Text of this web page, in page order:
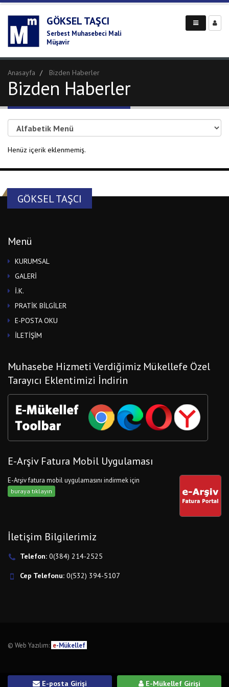
GÖKSEL TAŞCI
Serbest Muhasebeci Mali
Müşavir
Anasayfa Bizden Haberler
Bizden Haberler
Henüz içerik eklenmemiş.
GÖKSEL TAŞCI
Menü
KURUMSAL
GALERİ
İ.K.
PRATİK BİLGİLER
E-POSTA OKU
İLETİŞİM
Muhasebe Hizmeti Verdiğimiz Mükellefe Özel
Tarayıcı Eklentimizi İndirin
E-Arşiv Fatura Mobil Uygulaması
E-Arşiv fatura mobil uygulamasını indirmek için
buraya tıklayın
İletişim Bilgilerimiz
Telefon: 0(384) 214-2525
Cep Telefonu: 0(532) 394-5107
© Web Yazılım: e-Mükellef
E-posta Girişi E-Mükellef Girişi